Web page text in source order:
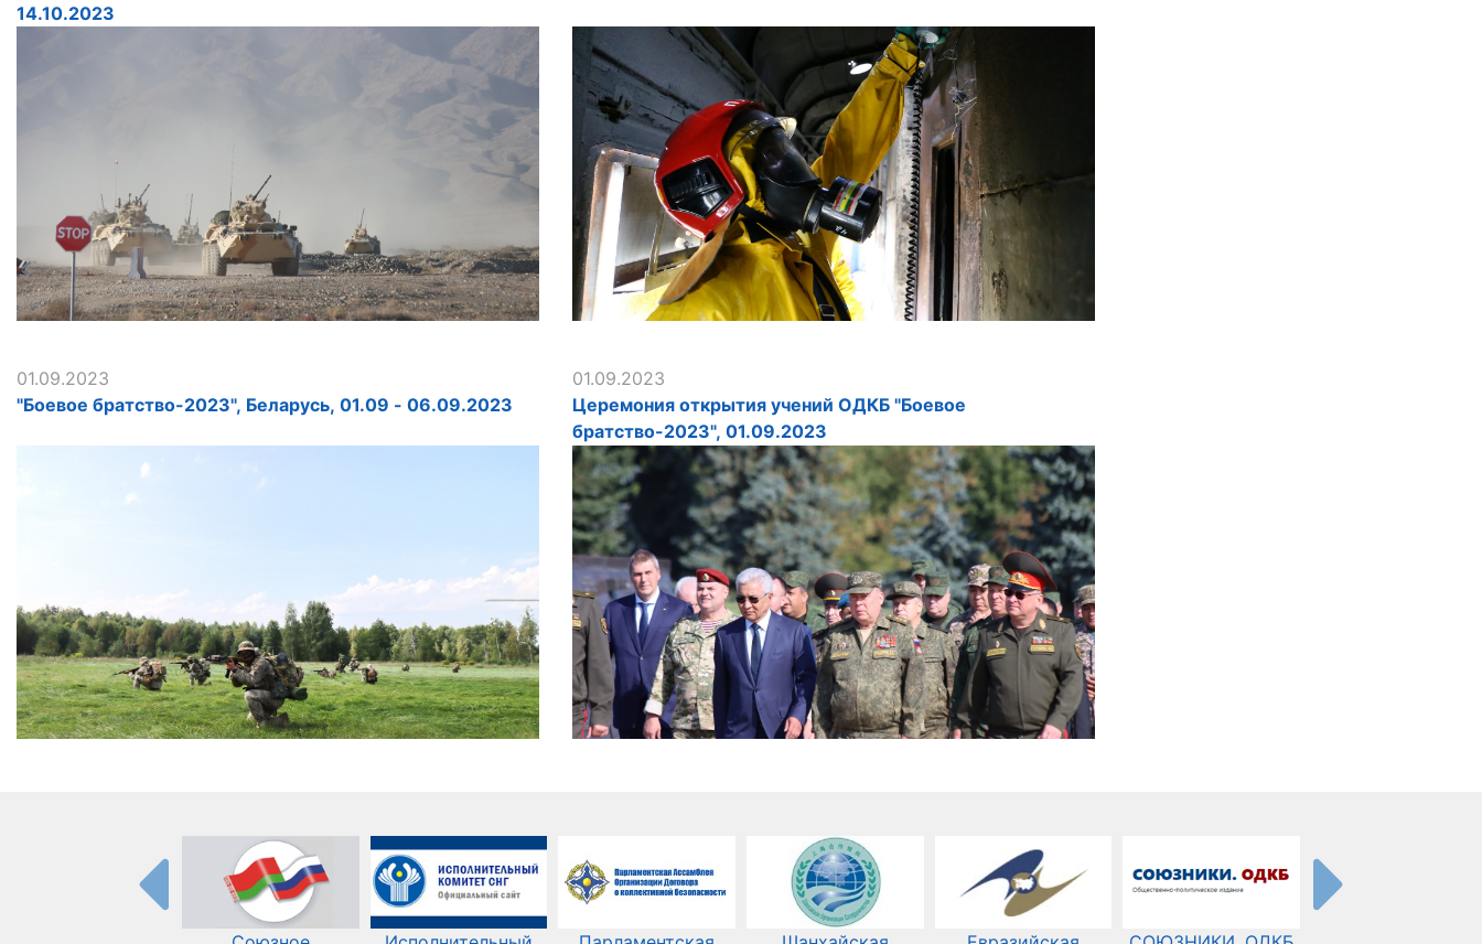
14.10.2023
01.09.2023
"Боевое братство-2023", Беларусь, 01.09 - 06.09.2023
01.09.2023
Церемония открытия учений ОДКБ "Боевое
братство-2023", 01.09.2023